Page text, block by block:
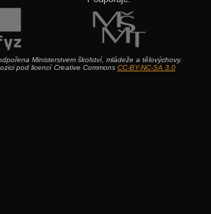
Ministerstvem školství, mládeže a tělovýchovy.
pod licencí Creative Commons CC-BY-NC-SA 3.0